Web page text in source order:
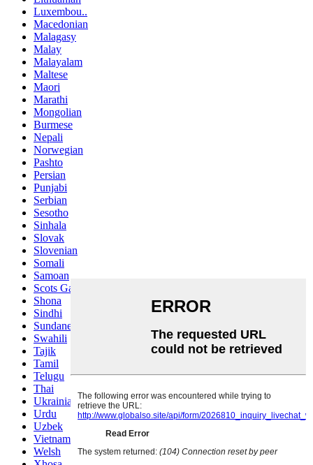
Luxembou..
Macedonian
Malagasy
Malay
Malayalam
Maltese
Maori
Marathi
Mongolian
Burmese
Nepali
Norwegian
Pashto
Persian
Punjabi
Serbian
Sesotho
Sinhala
Slovak
Slovenian
Somali
Samoan
Scots Gaelic
Shona
Sindhi
Sundanese
Swahili
Tajik
Tamil
Telugu
Thai
Ukrainian
Urdu
Uzbek
Vietnamese
Welsh